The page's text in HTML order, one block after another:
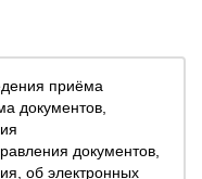
приёма
документов,
документов,
об электронных